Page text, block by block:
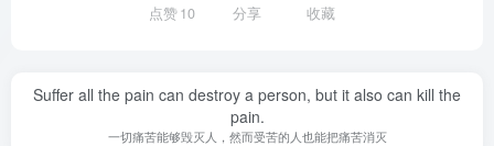
点赞10 分享 收藏
Suffer all the pain can destroy a person, but it also can kill the
pain.
一切痛苦能够毁灭人，然而受苦的人也能把痛苦消灭